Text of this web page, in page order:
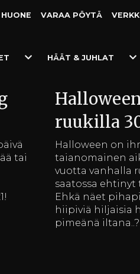
VARAA PÖYTÄ
ToggleHÄÄT & JUHLAT
tai
ruukilla
Halloween on
taianomainen
vuotta vanhalla
saatossa
Ehkä näet
hiipiviä hiljaisia
pimeänä iltana..?